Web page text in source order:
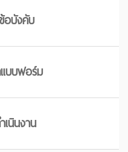
อบังคับ
บบฟอร์ม
นินงาน